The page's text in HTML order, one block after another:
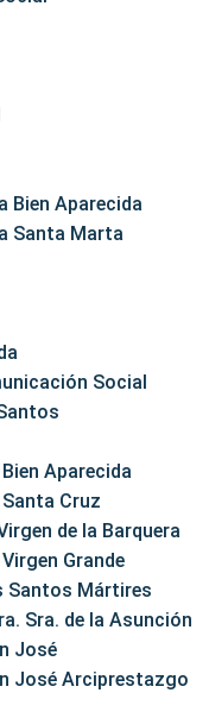
Bien Aparecida
Santa Marta
Social
Aparecida
Cruz
de la Barquera
Grande
Santos Mártires
Sra. de la Asunción
José
José Arciprestazgo